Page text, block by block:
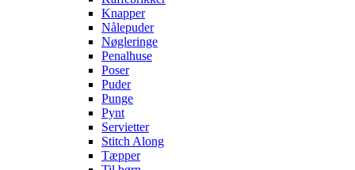
Knapper
Nålepuder
Nøgleringe
Penalhuse
Poser
Puder
Punge
Pynt
Servietter
Stitch Along
Tæpper